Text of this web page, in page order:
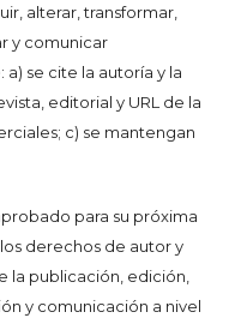
alterar, transformar,
y comunicar
se cite la autoría y la
editorial y URL de la
c) se mantengan
para su próxima
derechos de autor y
la publicación, edición,
y comunicación a nivel